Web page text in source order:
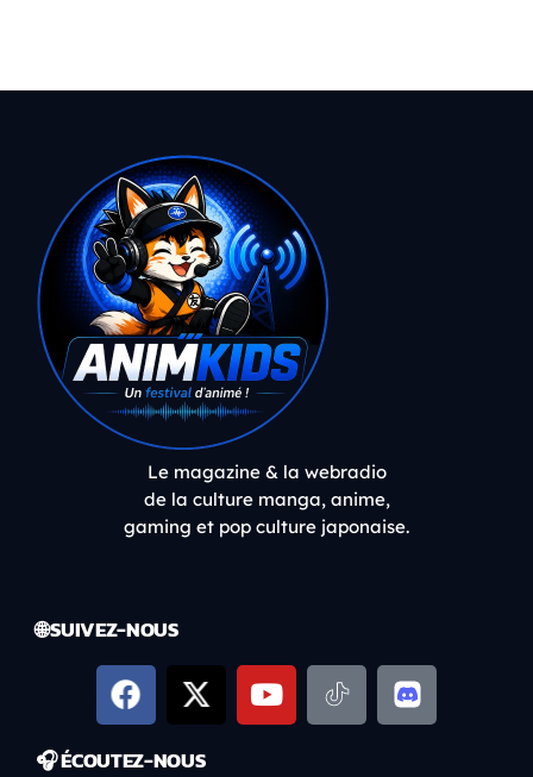
Le magazine & la webradio
de la culture manga, anime,
gaming et pop culture japonaise.
🌐 SUIVEZ-NOUS
🎧 ÉCOUTEZ-NOUS